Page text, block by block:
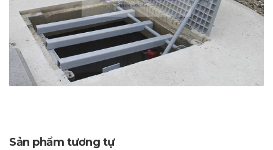
Sản phẩm tương tự